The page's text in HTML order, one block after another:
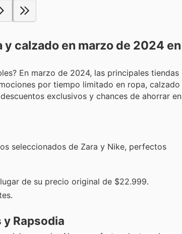
calzado en marzo de 2024 en
En marzo de 2024, las principales tiendas
por tiempo limitado en ropa, calzado
exclusivos y chances de ahorrar en
seleccionados de Zara y Nike, perfectos
de su precio original de $22.999.
Rapsodia